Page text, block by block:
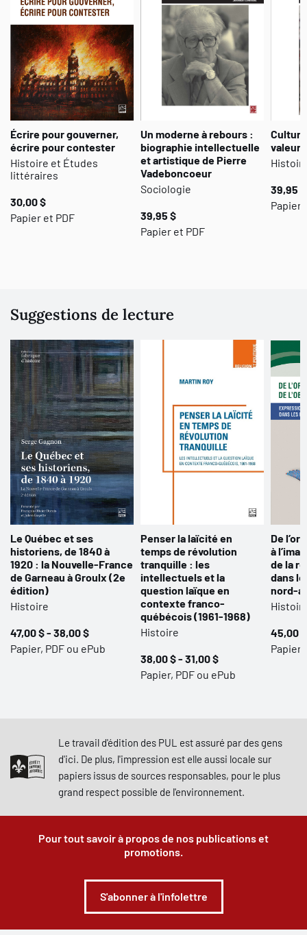
Lefebvre, Jonathan Livernois, Hans-Jürgen Lüsebrink, André
Lussier, Sophie Montreuil.
Écrire pour gouverner,
écrire pour contester
Histoire et Études
littéraires
30,00 $
Papier et PDF
Un moderne à rebours :
biographie intellectuelle
et artistique de Pierre
Vadeboncoeur
Sociologie
39,95 $
Papier et PDF
39,95 $
Papier
Suggestions de lecture
Le Québec et ses
historiens, de 1840 à
1920 : la Nouvelle-France
de Garneau à Groulx (2e
édition)
Histoire
47,00 $ - 38,00 $
Papier, PDF ou ePub
Penser la laïcité en
temps de révolution
tranquille : les
intellectuels et la
question laïque en
contexte franco-
québécois (1961-1968)
Histoire
38,00 $ - 31,00 $
Papier, PDF ou ePub
De
à
de la
dans
nord-
45,00
Papier
Le travail d'édition des PUL est assuré par des gens
d'ici. De plus, l'impression est elle aussi locale sur
papiers issus de sources responsables, pour le plus
grand respect possible de l'environnement.
Pour tout savoir à propos de nos publications et
promotions.
S'abonner à l'infolettre